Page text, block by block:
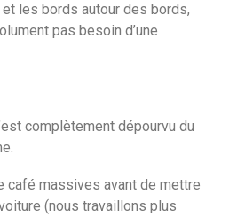
les bords autour des bords,
pas besoin d’une
complètement dépourvu du
café massives avant de mettre
(nous travaillons plus